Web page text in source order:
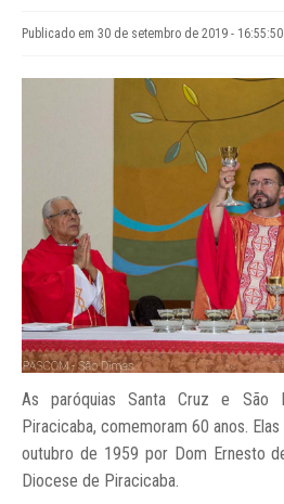
Publicado em 30 de setembro de 2019 - 16:55:50
As paróquias Santa Cruz e São
Piracicaba, comemoram 60 anos.
outubro de 1959 por Dom Ernesto
Diocese de Piracicaba.